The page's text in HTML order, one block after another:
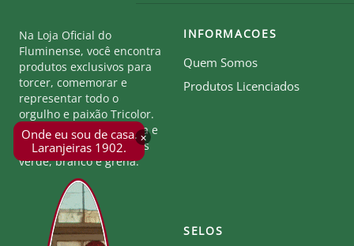
×
Onde eu sou de casa.
Laranjeiras 1902.
Na Loja Oficial do
Fluminense, você encontra
produtos exclusivos para
torcer, comemorar e
representar todo o
orgulho e paixão Tricolor.
Seja parte desta história e
mostre a força das cores
verde, branco e grená.
INFORMACOES
Quem Somos
Produtos Licenciados
SELOS